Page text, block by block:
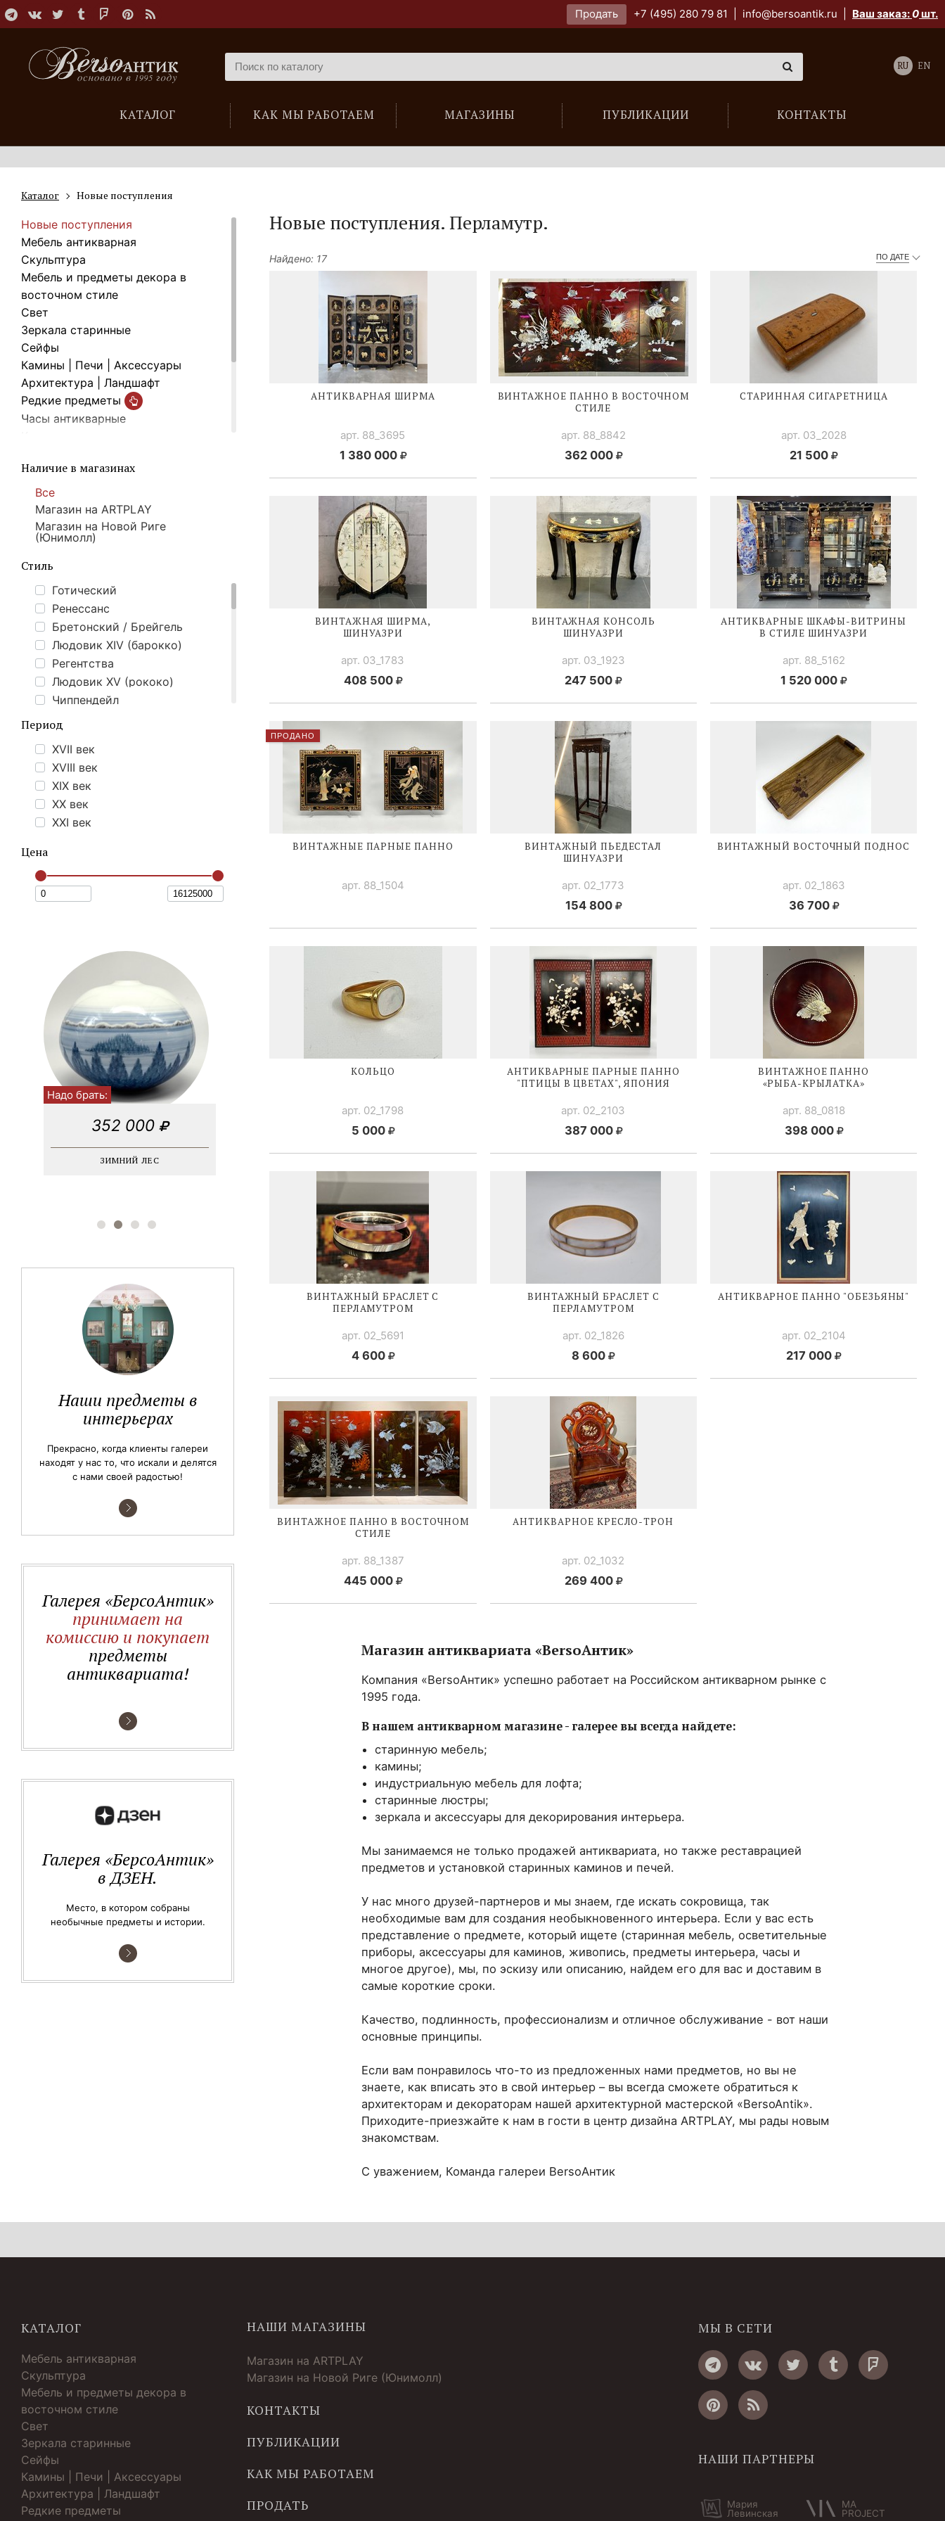
Продать +7 (495) 280 79 81 info@bersoantik.ru Ваш заказ:0шт.
КАТАЛОГ КАК МЫ РАБОТАЕМ МАГАЗИНЫ ПУБЛИКАЦИИ КОНТАКТЫ
RU EN
Каталог Новые поступления
Новые поступления
Мебель антикварная
Скульптура
Мебель и предметы декора в
восточном стиле
Свет
Зеркала старинные
Cейфы
Камины | Печи | Аксессуары
Архитектура | Ландшафт
Редкие предметы
Часы антикварные
Винтажная бижутерия
Разный антиквариат
Подарки
Товары со скидкой
%
Наличие в магазинах
Все
Магазин на ARTPLAY
Магазин на Новой Риге
(Юнимолл)
Стиль
Готический
Ренессанс
Бретонский / Брейгель
Людовик XIV (барокко)
Регентства
Людовик XV (рококо)
Чиппендейл
Ампир
Бидермайер
Викторианский
Историзм
Наполеон III
Охотничий стиль
Реализм
Индастриал / лофт
Винтаж
Соцреализм
Модернизм
Георгианский
Морской
Абстракционизм
Авангард
Кубизм
Период
XVII век
XVIII век
XIX век
XX век
XXI век
Цена
Надо брать:
352 000
ЗИМНИЙ ЛЕС
Наши предметы в
интерьерах
Прекрасно, когда клиенты галереи
находят у нас то, что искали и делятся
с нами своей радостью!
Галерея «БерсоАнтик»
принимает на
комиссию и покупает
предметы
антиквариата!
Галерея «БерсоАнтик»
в ДЗЕН.
Место, в котором собраны
необычные предметы и истории.
Новые поступления.Перламутр.
ПО ДАТЕ
Найдено: 17
АНТИКВАРНАЯ ШИРМА
арт. 88_3695
1 380 000
ВИНТАЖНОЕ ПАННО В ВОСТОЧНОМ
СТИЛЕ
арт. 88_8842
362 000
СТАРИННАЯ СИГАРЕТНИЦА
арт. 03_2028
21 500
ВИНТАЖНАЯ ШИРМА,
ШИНУАЗРИ
арт. 03_1783
408 500
ВИНТАЖНАЯ КОНСОЛЬ
ШИНУАЗРИ
арт. 03_1923
247 500
АНТИКВАРНЫЕ ШКАФЫ-ВИТРИНЫ
В СТИЛЕ ШИНУАЗРИ
арт. 88_5162
1 520 000
ВИНТАЖНЫЕ ПАРНЫЕ ПАННО
арт. 88_1504
ПРОДАНО
ВИНТАЖНЫЙ ПЬЕДЕСТАЛ
ШИНУАЗРИ
арт. 02_1773
154 800
ВИНТАЖНЫЙ ВОСТОЧНЫЙ ПОДНОС
арт. 02_1863
36 700
КОЛЬЦО
арт. 02_1798
5 000
АНТИКВАРНЫЕ ПАРНЫЕ ПАННО
"ПТИЦЫ В ЦВЕТАХ", ЯПОНИЯ
арт. 02_2103
387 000
ВИНТАЖНОЕ ПАННО
«РЫБА-КРЫЛАТКА»
арт. 88_0818
398 000
ВИНТАЖНЫЙ БРАСЛЕТ С
ПЕРЛАМУТРОМ
арт. 02_5691
4 600
ВИНТАЖНЫЙ БРАСЛЕТ С
ПЕРЛАМУТРОМ
арт. 02_1826
8 600
АНТИКВАРНОЕ ПАННО "ОБЕЗЬЯНЫ"
арт. 02_2104
217 000
ВИНТАЖНОЕ ПАННО В ВОСТОЧНОМ
СТИЛЕ
арт. 88_1387
445 000
АНТИКВАРНОЕ КРЕСЛО-ТРОН
арт. 02_1032
269 400
Магазин антиквариата «BersoАнтик»
Компания «BersoАнтик» успешно работает на Российском антикварном рынке с
1995 года.
В нашем антикварном магазине - галерее вы всегда найдете:
старинную мебель;
камины;
индустриальную мебель для лофта;
старинные люстры;
зеркала и аксессуары для декорирования интерьера.
Мы занимаемся не только продажей антиквариата, но также реставрацией
предметов и установкой старинных каминов и печей.
У нас много друзей-партнеров и мы знаем, где искать сокровища, так
необходимые вам для создания необыкновенного интерьера. Если у вас есть
представление о предмете, который ищете (старинная мебель, осветительные
приборы, аксессуары для каминов, живопись, предметы интерьера, часы и
многое другое), мы, по эскизу или описанию, найдем его для вас и доставим в
самые короткие сроки.
Качество, подлинность, профессионализм и отличное обслуживание - вот наши
основные принципы.
Если вам понравилось что-то из предложенных нами предметов, но вы не
знаете, как вписать это в свой интерьер – вы всегда сможете обратиться к
архитекторам и декораторам нашей архитектурной мастерской «BersoAntik».
Приходите-приезжайте к нам в гости в центр дизайна ARTPLAY, мы рады новым
знакомствам.
C уважением, Команда галереи BersoАнтик
КАТАЛОГ
Мебель антикварная
Скульптура
Мебель и предметы декора в
восточном стиле
Свет
Зеркала старинные
Cейфы
Камины | Печи | Аксессуары
Архитектура | Ландшафт
Редкие предметы
НАШИ МАГАЗИНЫ
Магазин на ARTPLAY
Магазин на Новой Риге (Юнимолл)
КОНТАКТЫ
ПУБЛИКАЦИИ
КАК МЫ РАБОТАЕМ
ПРОДАТЬ
МЫ В СЕТИ
НАШИ ПАРТНЕРЫ
Мария
Левинская
MA
PROJECT